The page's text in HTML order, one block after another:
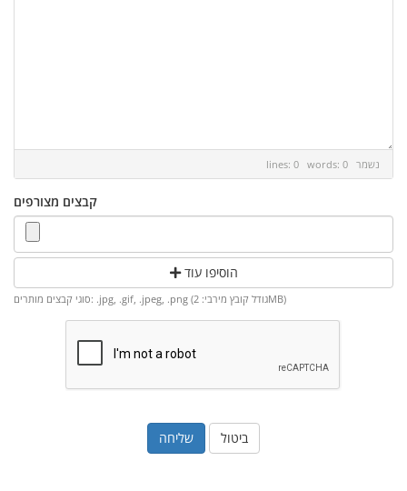
lines: 0 words: 0 נשמר
קבצים מצורפים
הוסיפו עוד
סוגי קבצים מותרים: .jpg, .gif, .jpeg, .png (גודל קובץ מירבי: 2MB)
ביטול